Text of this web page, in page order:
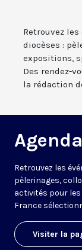
Retrouvez
diocèses :
expositions,
Des rendez-
la rédaction
Agenda
Retrouvez les
pèlerinages,
activités pour
France
Visiter la